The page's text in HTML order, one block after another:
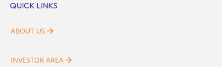
QUICK LINKS
ABOUT US
INVESTOR AREA